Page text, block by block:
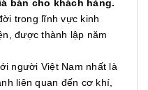
bán cho khách hàng.
trong lĩnh vực kinh
được thành lập năm
người Việt Nam nhất là
liên quan đến cơ khí,